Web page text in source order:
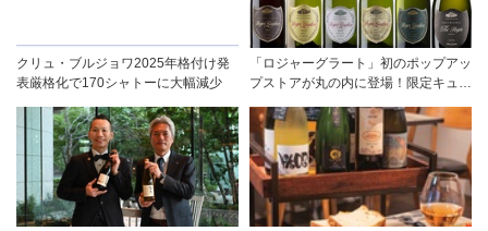
クリュ・ブルジョワ2025年格付け発
表厳格化で170シャトーに大幅減少
「ロジャーグラート」初のポップアッ
プストアが丸の内に登場！限定キュヴ